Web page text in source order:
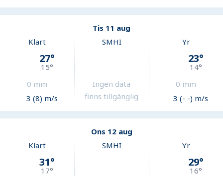
Tis 11 aug
Klart
27°
15°
0 mm
3 (8) m/s
SMHI
Ingen data
finns tillgänglig
Yr
23°
14°
0 mm
3 (- -) m/s
Ons 12 aug
Klart
31°
17°
SMHI Yr
29°
16°